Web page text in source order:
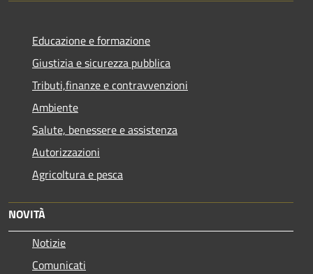
Educazione e formazione
Giustizia e sicurezza pubblica
Tributi,finanze e contravvenzioni
Ambiente
Salute, benessere e assistenza
Autorizzazioni
Agricoltura e pesca
NOVITÀ
Notizie
Comunicati